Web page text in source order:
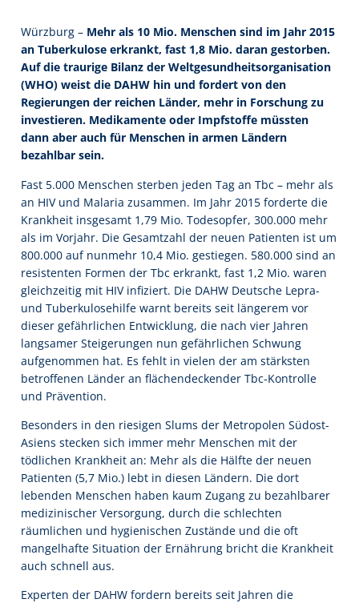
Würzburg – Mehr als 10 Mio. Menschen sind im Jahr 2015
an Tuberkulose erkrankt, fast 1,8 Mio. daran gestorben.
Auf die traurige Bilanz der Weltgesundheitsorganisation
(WHO) weist die DAHW hin und fordert von den
Regierungen der reichen Länder, mehr in Forschung zu
investieren. Medikamente oder Impfstoffe müssten
dann aber auch für Menschen in armen Ländern
bezahlbar sein.
Fast 5.000 Menschen sterben jeden Tag an Tbc – mehr als
an HIV und Malaria zusammen. Im Jahr 2015 forderte die
Krankheit insgesamt 1,79 Mio. Todesopfer, 300.000 mehr
als im Vorjahr. Die Gesamtzahl der neuen Patienten ist um
800.000 auf nunmehr 10,4 Mio. gestiegen. 580.000 sind an
resistenten Formen der Tbc erkrankt, fast 1,2 Mio. waren
gleichzeitig mit HIV infiziert. Die DAHW Deutsche Lepra-
und Tuberkulosehilfe warnt bereits seit längerem vor
dieser gefährlichen Entwicklung, die nach vier Jahren
langsamer Steigerungen nun gefährlichen Schwung
aufgenommen hat. Es fehlt in vielen der am stärksten
betroffenen Länder an flächendeckender Tbc-Kontrolle
und Prävention.
Besonders in den riesigen Slums der Metropolen Südost-
Asiens stecken sich immer mehr Menschen mit der
tödlichen Krankheit an: Mehr als die Hälfte der neuen
Patienten (5,7 Mio.) lebt in diesen Ländern. Die dort
lebenden Menschen haben kaum Zugang zu bezahlbarer
medizinischer Versorgung, durch die schlechten
räumlichen und hygienischen Zustände und die oft
mangelhafte Situation der Ernährung bricht die Krankheit
auch schnell aus.
Experten der DAHW fordern bereits seit Jahren die